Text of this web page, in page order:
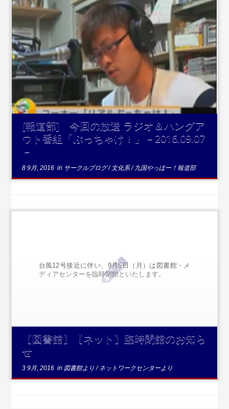
...続きを読む
[報道部] 今回の放送 ラジオ＆ハングア
ウト番組「ぶっちゃけ！」－2016.09.07
－
8 9月, 2016 in サークルブログ/ 文化系/九国やっほー！報道部
台風12号接近に伴い、9月5日（月）は図書館・メ
ディアセンターを臨時閉館といたします。
【図書館】【ネット】臨時閉館のお知ら
せ
3 9月, 2016 in 図書館より/ネットワークセンターより